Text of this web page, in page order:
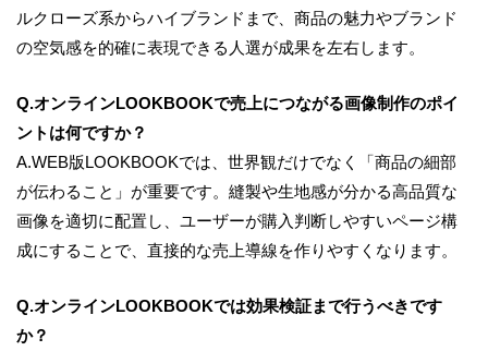
ルクローズ系からハイブランドまで、商品の魅力やブランド
の空気感を的確に表現できる人選が成果を左右します。
Q.オンラインLOOKBOOKで売上につながる画像制作のポイ
ントは何ですか？
A.WEB版LOOKBOOKでは、世界観だけでなく「商品の細部
が伝わること」が重要です。縫製や生地感が分かる高品質な
画像を適切に配置し、ユーザーが購入判断しやすいページ構
成にすることで、直接的な売上導線を作りやすくなります。
Q.オンラインLOOKBOOKでは効果検証まで行うべきです
か？